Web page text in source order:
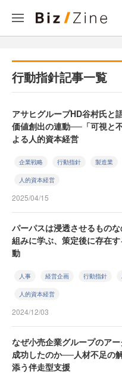
行動指針記事一覧
アサヒグループHD谷村氏と
価値創出の連動──「可視と
よる人的資本経営
企業戦略 行動指針 製造業
人的資本経営
2025/04/15
パーパスは浸透させるもの
組みに学ぶ、策定後に存在
動
人事 経営企画 行動指針
人的資本経営
2024/12/03
なぜ小売企業グループのア
成功したのか──人材不足の
添う伴走型支援